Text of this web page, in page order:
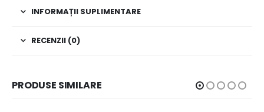
INFORMAȚII SUPLIMENTARE
RECENZII (0)
PRODUSE SIMILARE